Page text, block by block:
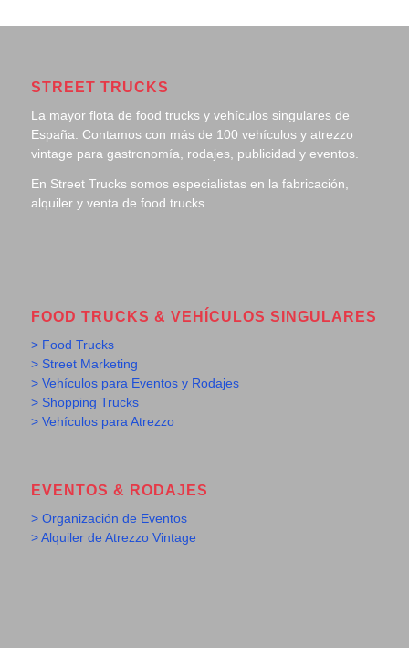
STREET TRUCKS
La mayor flota de food trucks y vehículos singulares de
España. Contamos con más de 100 vehículos y atrezzo
vintage para gastronomía, rodajes, publicidad y eventos.
En Street Trucks somos especialistas en la fabricación,
alquiler y venta de food trucks.
FOOD TRUCKS & VEHÍCULOS SINGULARES
> Food Trucks
> Street Marketing
> Vehículos para Eventos y Rodajes
> Shopping Trucks
> Vehículos para Atrezzo
EVENTOS & RODAJES
> Organización de Eventos
> Alquiler de Atrezzo Vintage